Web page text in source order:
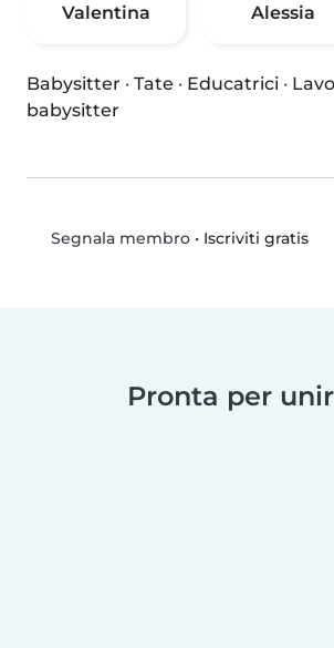
Valentina Alessia
Babysitter · Tate · Educatrici ·
babysitter
Segnala membro• Iscriviti gratis
Pronta per